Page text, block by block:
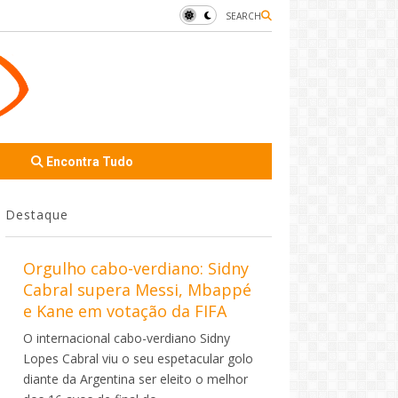
SEARCH
Encontra Tudo
Destaque
Orgulho cabo-verdiano: Sidny
Cabral supera Messi, Mbappé
e Kane em votação da FIFA
O internacional cabo-verdiano Sidny
Lopes Cabral viu o seu espetacular golo
diante da Argentina ser eleito o melhor